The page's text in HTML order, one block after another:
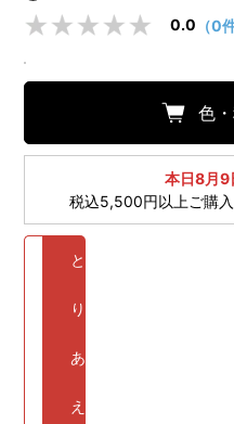
0.0 （0
色
本日8月9
税込5,500円以上ご購
と
り
あ
え